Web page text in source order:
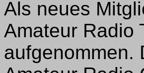
Als neues
Amateur Radio
aufgenommen.